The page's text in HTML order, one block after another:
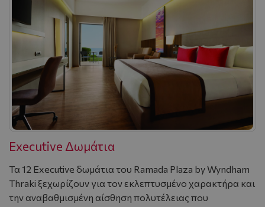
Executive Δωμάτια
Τα 12 Executive δωμάτια του Ramada Plaza by Wyndham
Thraki ξεχωρίζουν για τον εκλεπτυσμένο χαρακτήρα και
την αναβαθμισμένη αίσθηση πολυτέλειας που